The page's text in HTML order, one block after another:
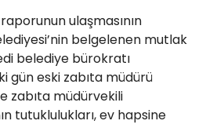
ulaşmasının
belgelenen mutlak
belediye bürokratı
gün eski zabıta müdürü
zabıta müdürvekili
tutuklulukları, ev hapsine